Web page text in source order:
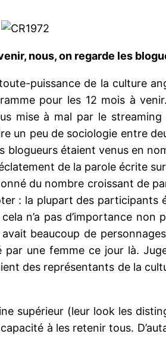
nous, on regarde les
puissance de la culture
pour les 12 mois à
mise à mal par le
un peu de sociologie entre
blogueurs étaient venus en
de la parole écrite
du nombre croissant de
: la plupart des participants
n’a pas d’importance non
beaucoup de
une femme ce jour là.
des représentants de la
supérieur (leur look les
à les retenir tous.